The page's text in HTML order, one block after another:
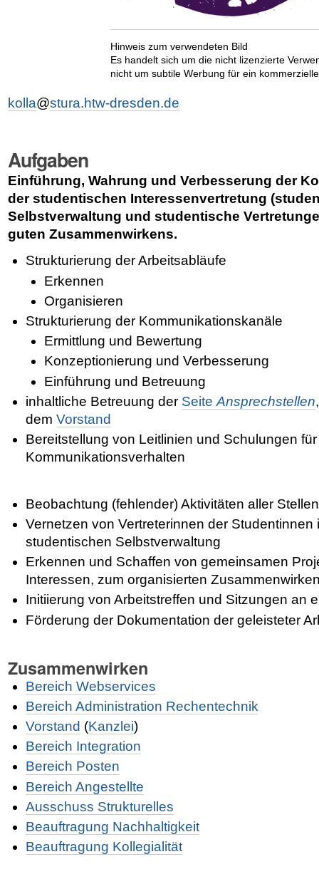
Hinweis zum verwendeten Bild
Es handelt sich um die nicht lizenzierte
nicht um subtile Werbung für ein
kolla@stura.htw-dresden.de
Aufgaben
Einführung, Wahrung und Verbesserung der
der studentischen Interessenvertretung
Selbstverwaltung und studentische
guten Zusammenwirkens.
Strukturierung der Arbeitsabläufe
Erkennen
Organisieren
Strukturierung der Kommunikationskanäle
Ermittlung und Bewertung
Konzeptionierung und Verbesserung
Einführung und Betreuung
inhaltliche Betreuung der SeiteAnsprechstellen
demVorstand
Bereitstellung von Leitlinien und Schulungen
Kommunikationsverhalten
Beobachtung (fehlender) Aktivitäten aller Stellen
Vernetzen von Vertreterinnen der Studentinnen
studentischen Selbstverwaltung
Erkennen und Schaffen von gemeinsamen
Interessen, zum organisierten
Initiierung von Arbeitstreffen und Sitzungen an
Förderung der Dokumentation der geleisteter
Zusammenwirken
Bereich Webservices
Bereich Administration Rechentechnik
Vorstand (Kanzlei)
Bereich Integration
Bereich Posten
Bereich Angestellte
Ausschuss Strukturelles
Beauftragung Nachhaltigkeit
Beauftragung Kollegialität